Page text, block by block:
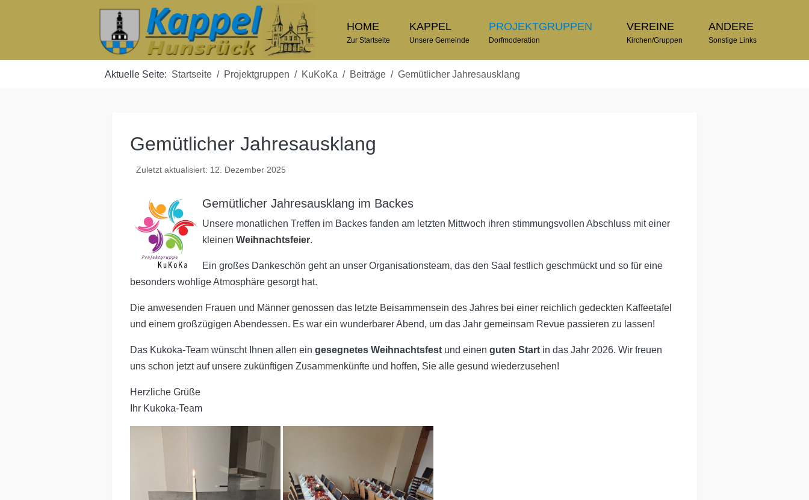
HOME
Zur Startseite
KAPPEL
Unsere Gemeinde
PROJEKTGRUPPEN
Dorfmoderation
VEREINE
Kirchen/Gruppen
ANDERE
Sonstige Links
Aktuelle Seite: Startseite Projektgruppen KuKoKa Beiträge Gemütlicher Jahresausklang
Gemütlicher Jahresausklang
Zuletzt aktualisiert: 12. Dezember 2025
Gemütlicher Jahresausklang im Backes
Unsere monatlichen Treffen im Backes fanden am letzten Mittwoch ihren stimmungsvollen Abschluss mit einer
kleinen Weihnachtsfeier.
Ein großes Dankeschön geht an unser Organisationsteam, das den Saal festlich geschmückt und so für eine
besonders wohlige Atmosphäre gesorgt hat.
Die anwesenden Frauen und Männer genossen das letzte Beisammensein des Jahres bei einer reichlich gedeckten Kaffeetafel
und einem großzügigen Abendessen. Es war ein wunderbarer Abend, um das Jahr gemeinsam Revue passieren zu lassen!
Das Kukoka-Team wünscht Ihnen allen ein gesegnetes Weihnachtsfestund einen guten Startin das Jahr 2026. Wir freuen
uns schon jetzt auf unsere zukünftigen Zusammenkünfte und hoffen, Sie alle gesund wiederzusehen!
Herzliche Grüße
Ihr Kukoka-Team